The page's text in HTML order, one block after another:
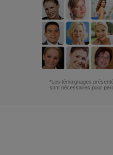
*Les témoignages
sont nécessaires pour